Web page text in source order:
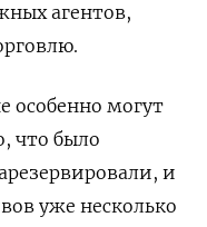
агентов,
особенно могут
что было
и
уже несколько